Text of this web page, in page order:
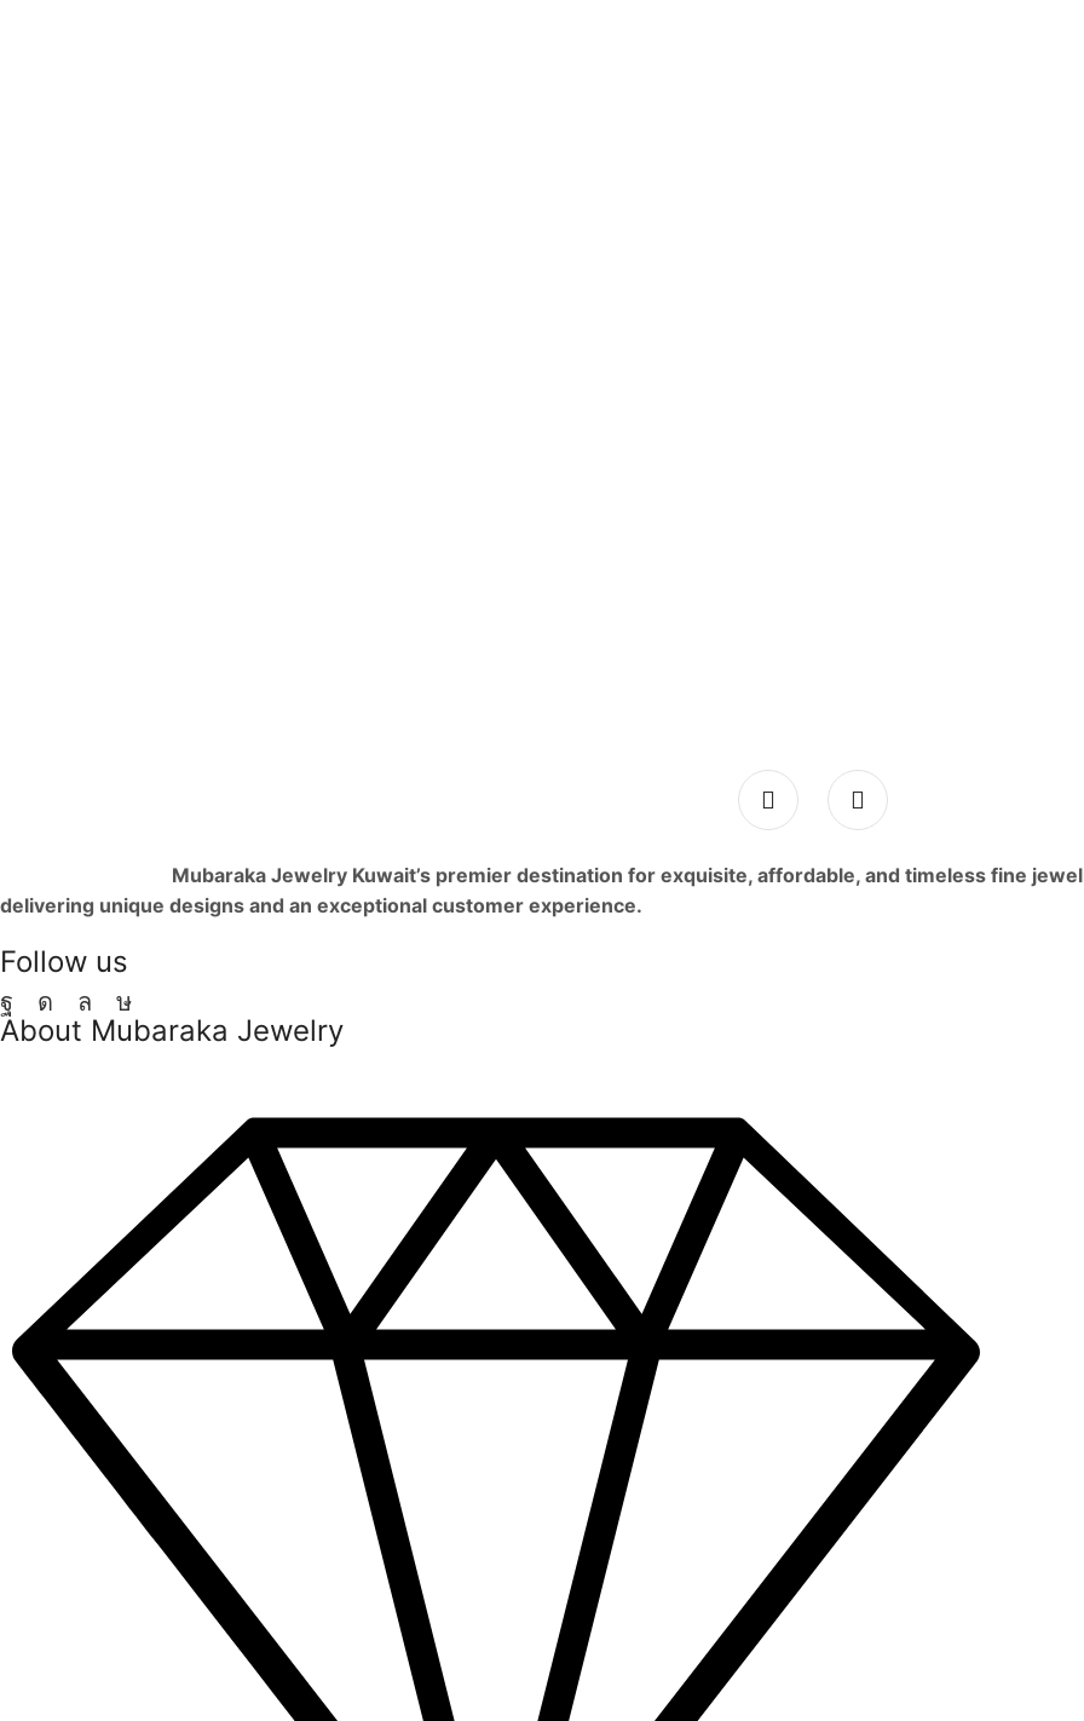
Mubaraka Jewelry Kuwait’s premier destination for exquisite, affordable, and timeless fine
delivering unique designs and an exceptional customer experience.
Follow us
Facebook
Instagram
Whatsapp
Tik-
tok
About Mubaraka Jewelry